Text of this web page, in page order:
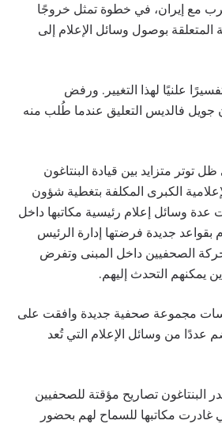
مع إيران، في خطوة تمثل خروجًا
المتعلقة بوصول وسائل الإعلام إلى
علنيًا لهذا التغيير. ورفض
جويل فالديس التعليق عندما طُلب منه
متزايد بين قيادة البنتاغون
الكبرى المكلفة بتغطية شؤون
عدة وسائل إعلام رئيسية مكاتبها داخل
بقواعد جديدة فرضتها إدارة الرئيس
الصحفيين داخل المبنى وتفرض
يمكنهم التحدث إليهم.
مجموعة صحفية جديدة وافقت على
عددًا من وسائل الإعلام التي تُعد
البنتاغون تصاريح مؤقتة للصحفيين
غادرت مكاتبها للسماح لهم بحضور